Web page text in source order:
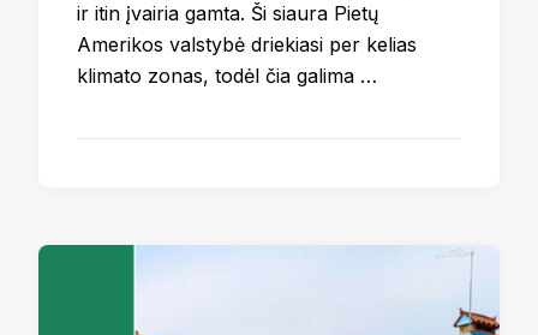
ir itin įvairia gamta. Ši siaura Pietų
Amerikos valstybė driekiasi per kelias
klimato zonas, todėl čia galima …